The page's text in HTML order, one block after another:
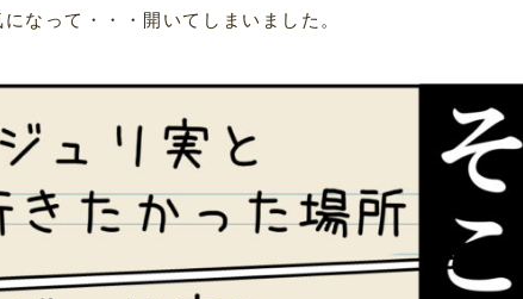
なって・・・開いてしまいました。